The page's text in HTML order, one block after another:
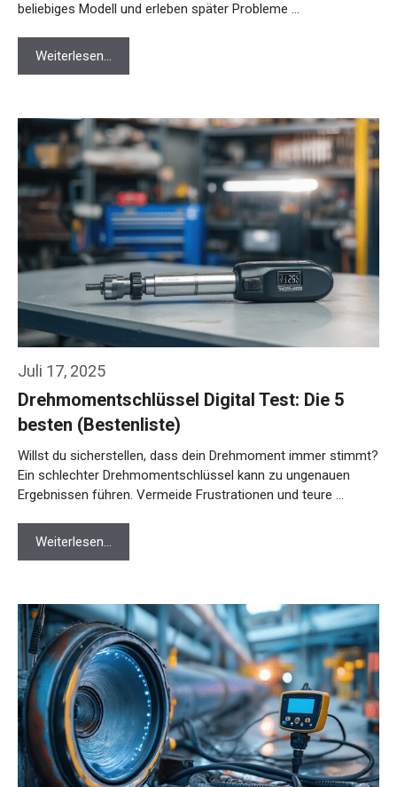
beliebiges Modell und erleben später Probleme …
Weiterlesen…
Juli 17, 2025
Drehmomentschlüssel Digital Test: Die 5
besten (Bestenliste)
Willst du sicherstellen, dass dein Drehmoment immer stimmt?
Ein schlechter Drehmomentschlüssel kann zu ungenauen
Ergebnissen führen. Vermeide Frustrationen und teure …
Weiterlesen…